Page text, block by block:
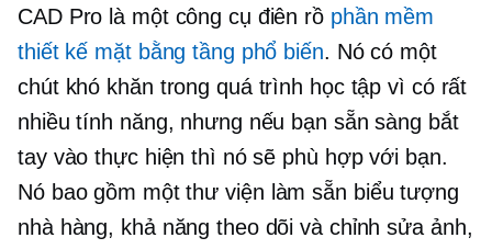
CAD Pro là một công cụ điên rồ phần mềm
thiết kế mặt bằng tầng phổ biến. Nó có một
chút khó khăn trong quá trình học tập vì có rất
nhiều tính năng, nhưng nếu bạn sẵn sàng bắt
tay vào thực hiện thì nó sẽ phù hợp với bạn.
Nó bao gồm một thư viện làm sẵn biểu tượng
nhà hàng, khả năng theo dõi và chỉnh sửa ảnh,